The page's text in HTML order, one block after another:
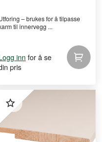
– brukes for å tilpasse
til innervegg ...
inn for å se
pris